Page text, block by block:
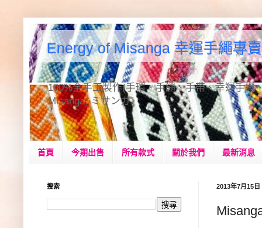
Energy of Misanga 幸運手繩專賣
100%全手工製作(手環、手繩、手帶、幸運手繩
Misanga, ミサンガ.
首頁 今期出售 所有款式 關於我們 最新消息
2013年7月15日
搜索